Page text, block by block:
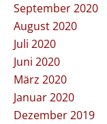
September 2020
August 2020
Juli 2020
Juni 2020
März 2020
Januar 2020
Dezember 2019